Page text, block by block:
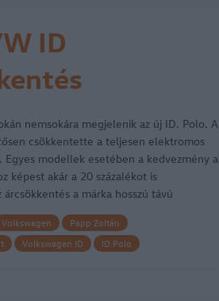
ID
nemsokára megjelenik az új ID. Polo. A
csökkentette a teljesen elektromos
Egyes modellek esetében a kedvezmény a
képest akár a 20 százalékot is
a márka hosszú távú
Volkswagen
Papp Zoltán
Volkswagen ID
ID.Polo